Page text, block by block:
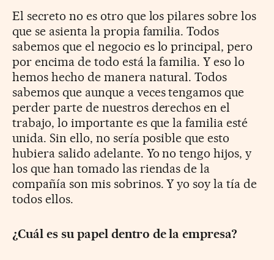
El secreto no es otro que los pilares sobre los
que se asienta la propia familia. Todos
sabemos que el negocio es lo principal, pero
por encima de todo está la familia. Y eso lo
hemos hecho de manera natural. Todos
sabemos que aunque a veces tengamos que
perder parte de nuestros derechos en el
trabajo, lo importante es que la familia esté
unida. Sin ello, no sería posible que esto
hubiera salido adelante. Yo no tengo hijos, y
los que han tomado las riendas de la
compañía son mis sobrinos. Y yo soy la tía de
todos ellos.
¿Cuál es su papel dentro de la empresa?